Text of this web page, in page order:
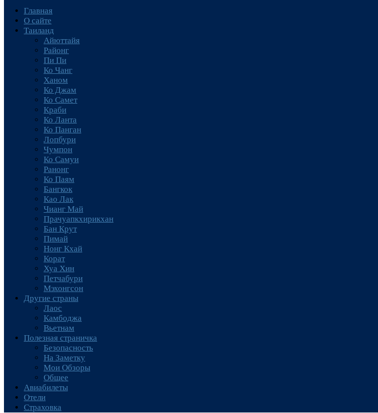
Главная
О сайте
Таиланд
Айюттайя
Районг
Пи Пи
Ко Чанг
Ханом
Ко Джам
Ко Самет
Краби
Ко Ланта
Ко Панган
Лопбури
Чумпон
Ко Самуи
Ранонг
Ко Паям
Бангкок
Као Лак
Чианг Май
Прачуапкхирикхан
Бан Крут
Пимай
Нонг Кхай
Корат
Хуа Хин
Петчабури
Мэхонгсон
Другие страны
Лаос
Камбоджа
Вьетнам
Полезная страничка
Безопасность
На Заметку
Мои Обзоры
Общее
Авиабилеты
Отели
Страховка